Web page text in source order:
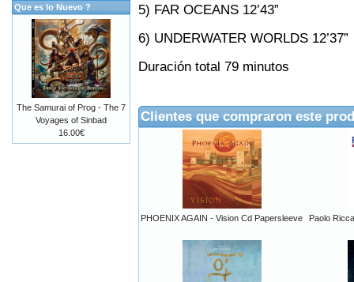
5) FAR OCEANS 12’43”
6) UNDERWATER WORLDS 12’37”
Duración total 79 minutos
Clientes que compraron este
PHOENIX AGAIN - Vision Cd Papersleeve Paolo
Que es lo Nuevo ?
The Samurai of Prog - The 7
Voyages of Sinbad
16.00€